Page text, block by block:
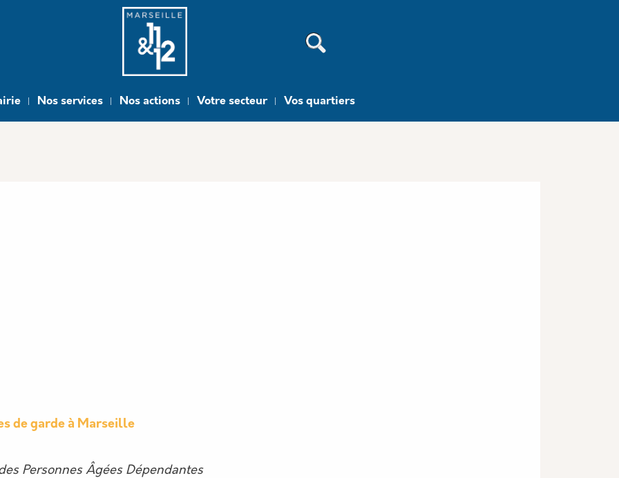
Recherche
Nos services Nos actions Votre secteur Vos quartiers
de garde à Marseille
Personnes Âgées Dépendantes